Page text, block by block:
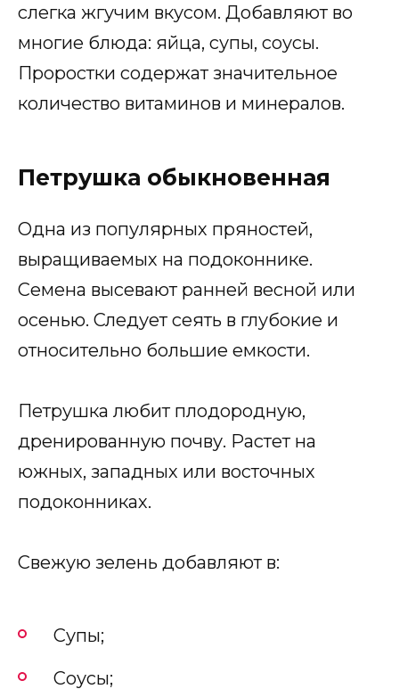
слегка жгучим вкусом. Добавляют во
многие блюда: яйца, супы, соусы.
Проростки содержат значительное
количество витаминов и минералов.
Петрушка обыкновенная
Одна из популярных пряностей,
выращиваемых на подоконнике.
Семена высевают ранней весной или
осенью. Следует сеять в глубокие и
относительно большие емкости.
Петрушка любит плодородную,
дренированную почву. Растет на
южных, западных или восточных
подоконниках.
Свежую зелень добавляют в:
Супы;
Соусы;